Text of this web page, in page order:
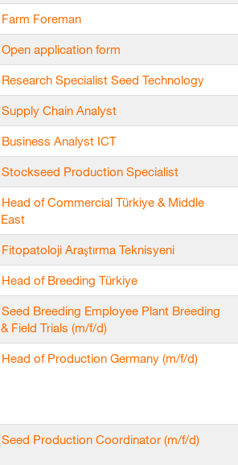
Farm Foreman
Open application form
Research Specialist Seed Technology
Supply Chain Analyst
Business Analyst ICT
Stockseed Production Specialist
Head of Commercial Türkiye & Middle
East
Fitopatoloji Araştırma Teknisyeni
Head of Breeding Türkiye
Seed Breeding Employee Plant Breeding
& Field Trials (m/f/d)
Head of Production Germany (m/f/d)
Seed Production Coordinator (m/f/d)